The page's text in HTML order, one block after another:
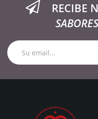
RECIBE
SABORES